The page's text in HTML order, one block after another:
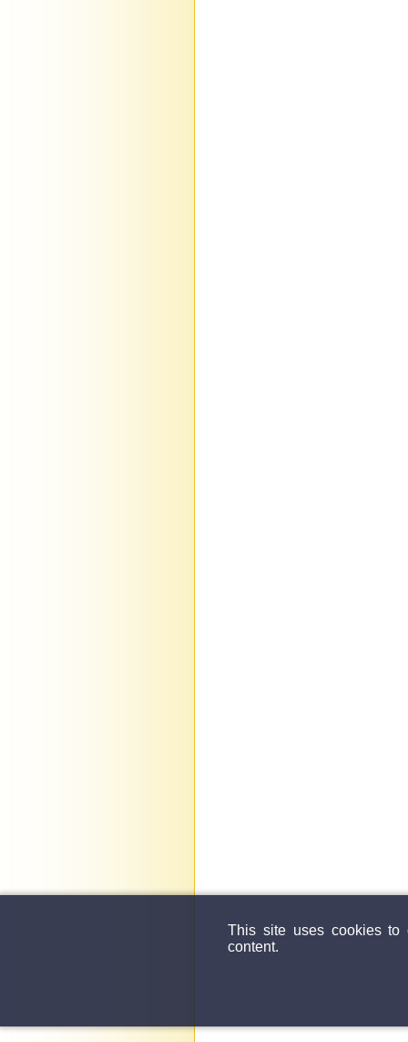
This site uses cookies to
content.